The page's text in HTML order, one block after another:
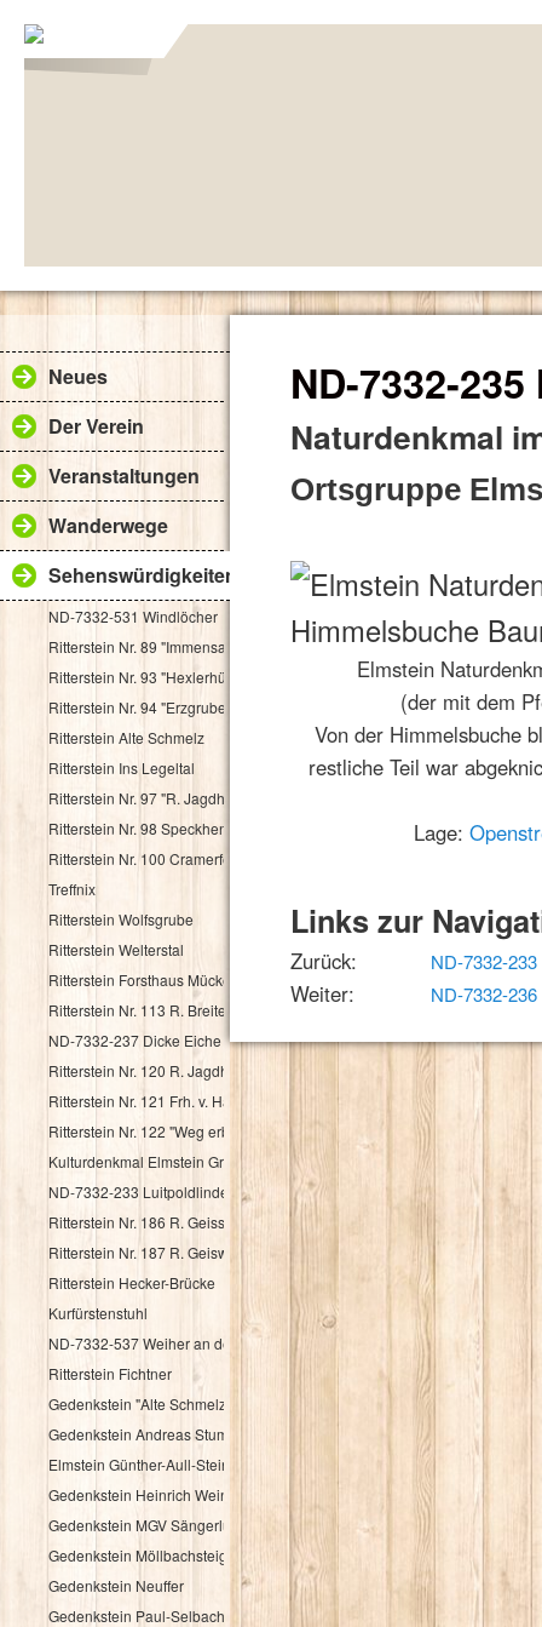
Neues
Der Verein
Veranstaltungen
Wanderwege
Sehenswürdigkeiten
ND-7332-531 Windlöcher
Ritterstein Nr. 89 "Immensack"
Ritterstein Nr. 93 "Hexlerhütte"
Ritterstein Nr. 94 "Erzgruben"
Ritterstein Alte Schmelz
Ritterstein Ins Legeltal
Ritterstein Nr. 97 "R. Jagdhaus"
Ritterstein Nr. 98 Speckhenrich
Ritterstein Nr. 100 Cramerfels
Treffnix
Ritterstein Wolfsgrube
Ritterstein Welterstal
Ritterstein Forsthaus Mückenwies
Ritterstein Nr. 113 R. Breitenstein 500 Schr.
ND-7332-237 Dicke Eiche
Ritterstein Nr. 120 R. Jagdhaus Breitscheid
Ritterstein Nr. 121 Frh. v. Haacke Holsriese
Ritterstein Nr. 122 "Weg erbaut Frh. v. Hacke 1737"
Kulturdenkmal Elmstein Grenzstein
ND-7332-233 Luitpoldlinde
Ritterstein Nr. 186 R. Geisskopferhof
Ritterstein Nr. 187 R. Geiswieserhof
Ritterstein Hecker-Brücke
Kurfürstenstuhl
ND-7332-537 Weiher an der Speyerbachquelle
Ritterstein Fichtner
Gedenkstein "Alte Schmelz"
Gedenkstein Andreas Stumpf
Elmstein Günther-Aull-Stein
Gedenkstein Heinrich Weintz
Gedenkstein MGV Sängerlust Elmstein
Gedenkstein Möllbachsteige
Gedenkstein Neuffer
Gedenkstein Paul-Selbach-Ruh
ND-7332-
Naturdenkmal
Ortsgruppe
Elmstein
(der mit dem
Von der Himmelsbuche
restliche Teil war
Lage:
Links zur
Zurück: ND-7332-
Weiter: ND-7332-